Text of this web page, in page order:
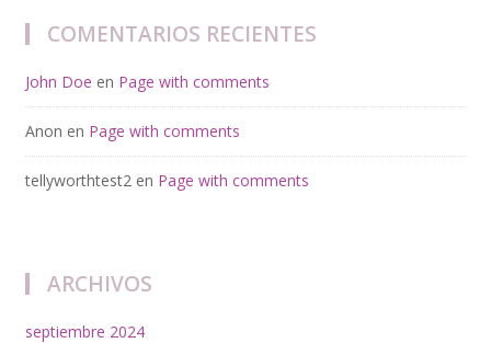
COMENTARIOS RECIENTES
John Doe en Page with comments
Anon en Page with comments
tellyworthtest2en Page with comments
ARCHIVOS
septiembre 2024